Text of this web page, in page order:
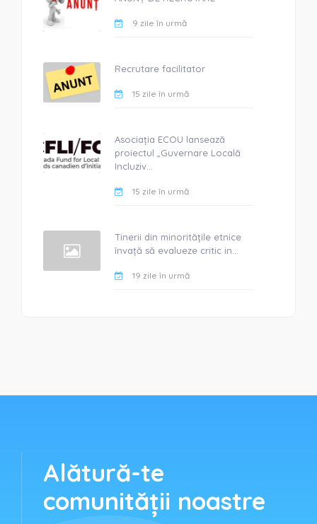
9 zile în urmă
Recrutare facilitator
15 zile în urmă
Asociația ECOU lansează
proiectul „Guvernare Locală
Incluziv...
15 zile în urmă
Tinerii din minoritățile etnice
învață să evalueze critic in...
19 zile în urmă
Alătură-te
comunității noastre